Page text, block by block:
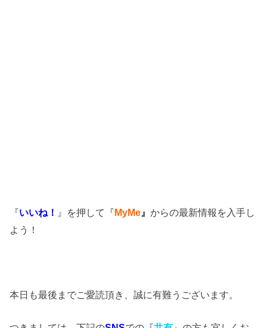
『いいね！ 』を押して『 MyMe 』からの最新情報を入手し
よう！
本日も最後までご愛読頂き、誠に有難うございます。